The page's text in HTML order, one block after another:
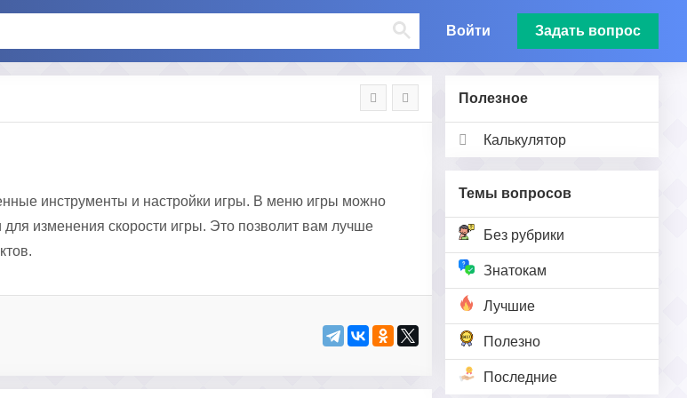
Войти Задать вопрос
Полезное
Калькулятор
Темы вопросов
Без рубрики
Знатокам
Лучшие
Полезно
Последние
инструменты и настройки игры. В меню игры можно
изменения скорости игры. Это позволит вам лучше